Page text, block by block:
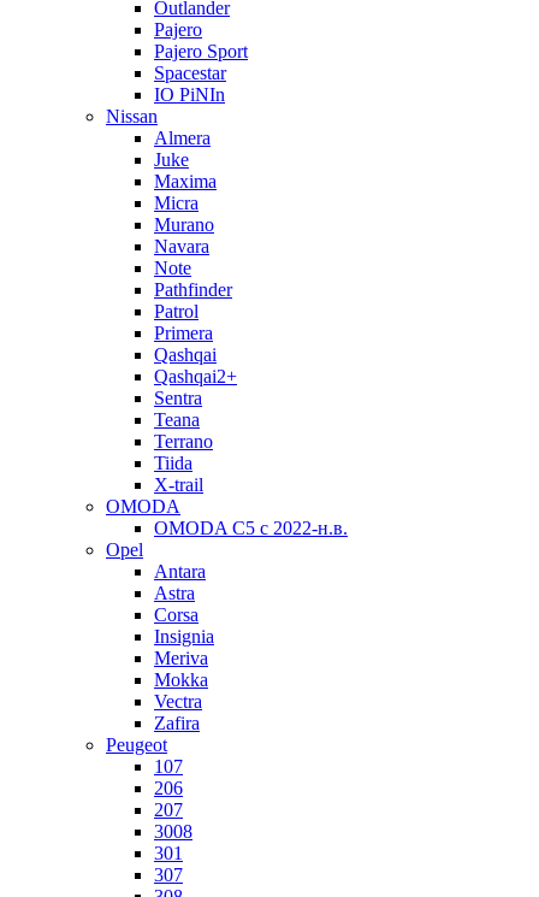
Outlander
Pajero
Pajero Sport
Spacestar
IO PiNIn
Nissan
Almera
Juke
Maxima
Micra
Murano
Navara
Note
Pathfinder
Patrol
Primera
Qashqai
Qashqai2+
Sentra
Teana
Terrano
Tiida
X-trail
OMODA
OMODA C5 c 2022-н.в.
Opel
Antara
Astra
Corsa
Insignia
Meriva
Mokka
Vectra
Zafira
Peugeot
107
206
207
3008
301
307